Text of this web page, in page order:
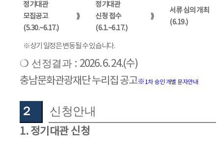
정기대관
모집공고
(5.30.~6.17.)
⟫
정기대관
신청 접수
(6.1.~6.17.)
⟫
서류 심의 개최
(6.19.)
※상기 일정은 변동될 수 있습니다.
❍ 선정결과 : 2026. 6. 24.(수)
충남문화관광재단 누리집 공고※1차 승인 개별 문자안내
２ 신청안내
1. 정기대관 신청